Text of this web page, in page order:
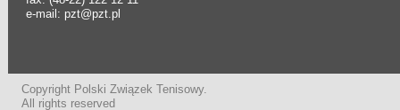
e-mail: pzt@pzt.pl
Copyright Polski Związek Tenisowy.
All rights reserved